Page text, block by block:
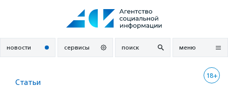
новости сервисы поиск меню
18+
Статьи